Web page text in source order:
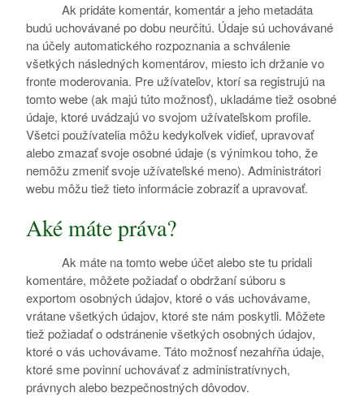
Ak pridáte komentár, komentár a jeho metadáta
budú uchovávané po dobu neurčitú. Údaje sú uchovávané
na účely automatického rozpoznania a schválenie
všetkých následných komentárov, miesto ich držanie vo
fronte moderovania. Pre užívateľov, ktorí sa registrujú na
tomto webe (ak majú túto možnosť), ukladáme tiež osobné
údaje, ktoré uvádzajú vo svojom užívateľskom profile.
Všetci používatelia môžu kedykoľvek vidieť, upravovať
alebo zmazať svoje osobné údaje (s výnimkou toho, že
nemôžu zmeniť svoje užívateľské meno). Administrátori
webu môžu tiež tieto informácie zobraziť a upravovať.
Aké máte práva?
Ak máte na tomto webe účet alebo ste tu pridali
komentáre, môžete požiadať o obdržaní súboru s
exportom osobných údajov, ktoré o vás uchovávame,
vrátane všetkých údajov, ktoré ste nám poskytli. Môžete
tiež požiadať o odstránenie všetkých osobných údajov,
ktoré o vás uchovávame. Táto možnosť nezahŕňa údaje,
ktoré sme povinní uchovávať z administratívnych,
právnych alebo bezpečnostných dôvodov.